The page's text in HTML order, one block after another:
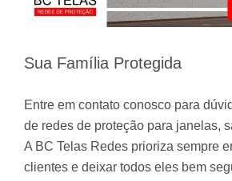
Sua Família Protegida
Entre em contato conosco para
de redes de proteção para janelas,
A BC Telas Redes prioriza sempre
clientes e deixar todos eles bem